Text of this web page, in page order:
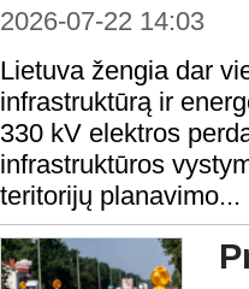
2026-07-22 14:03
Lietuva žengia dar
infrastruktūrą ir
330 kV elektros
infrastruktūros
teritorijų planavimo...